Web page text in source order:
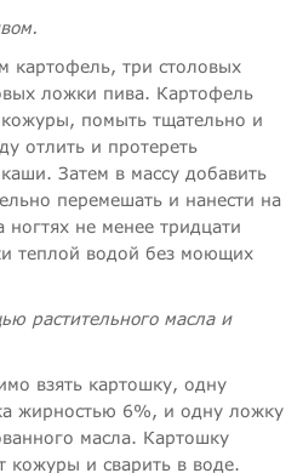
картофель, три столовых
ложки пива. Картофель
помыть тщательно и
отлить и протереть
Затем в массу добавить
перемешать и нанести на
ногтях не менее тридцати
теплой водой без моющих
растительного масла и
взять картошку, одну
жирностью 6%, и одну ложку
масла. Картошку
кожуры и сварить в воде.